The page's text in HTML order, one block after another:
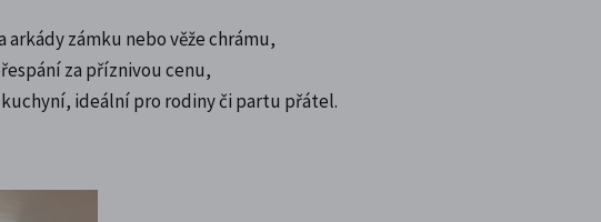
arkády zámku nebo věže chrámu,
za příznivou cenu,
ideální pro rodiny či partu přátel.